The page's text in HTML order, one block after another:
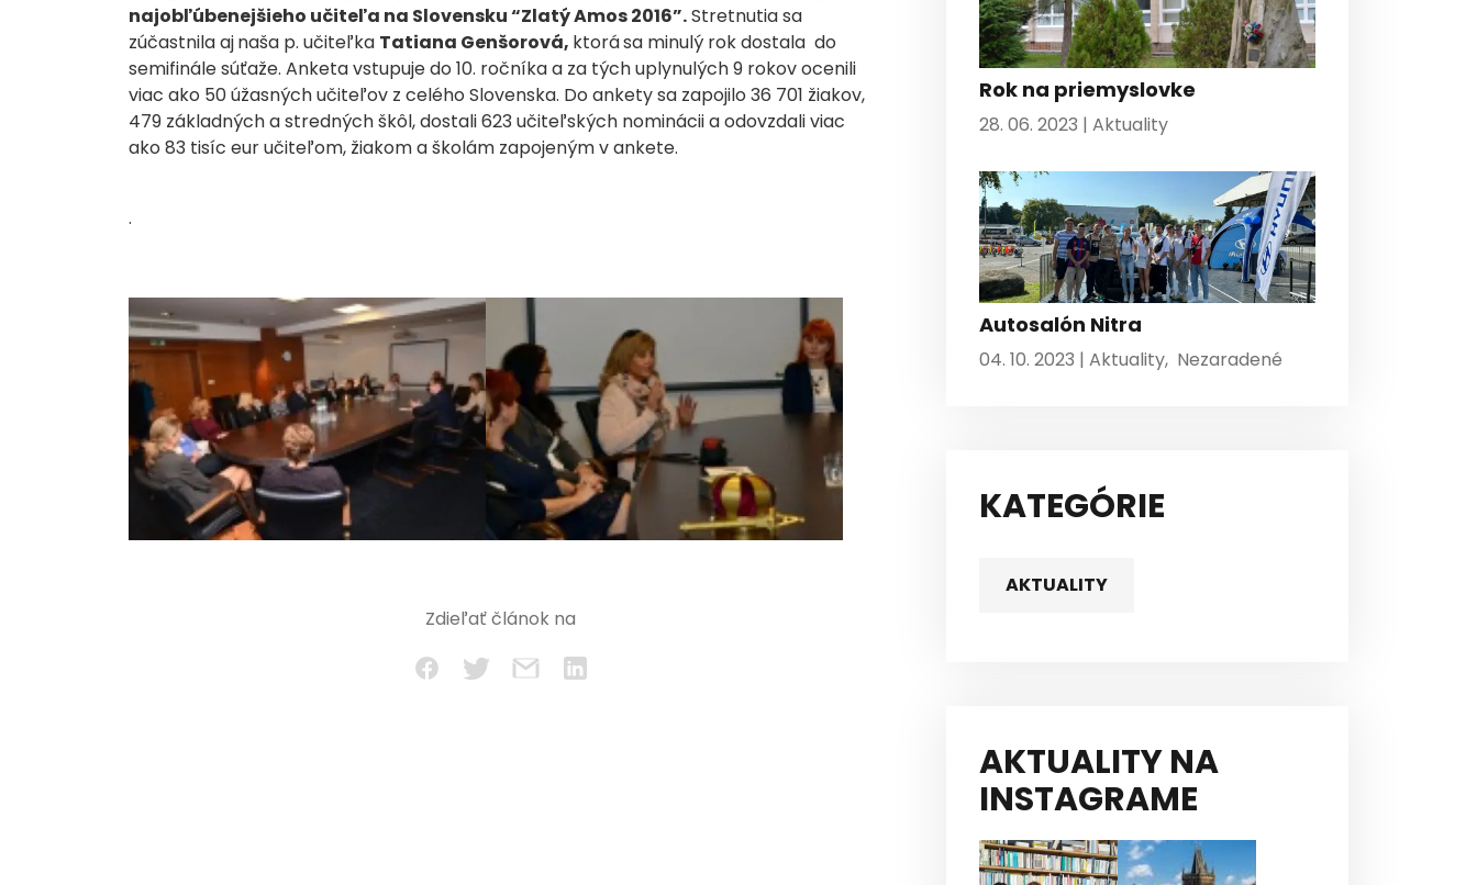
najobľúbenejšieho učiteľa na Slovensku “Zlatý Amos 2016”.Stretnutia sa
zúčastnila ajnaša p. učiteľka Tatiana Genšorová, ktorása minulý rok dostala do
semifinále súťaže. Anketa vstupuje do 10. ročníka a za tých uplynulých 9 rokov ocenili
viac ako 50 úžasných učiteľov z celého Slovenska. Do ankety sa zapojilo 36 701 žiakov,
479 základných a stredných škôl, dostali 623 učiteľských nominácii a odovzdali viac
ako 83 tisíc eur učiteľom, žiakom a školám zapojeným v ankete.
.
Zdieľať článok na
Rok na priemyslovke
28. 06. 2023 | Aktuality
Autosalón Nitra
04. 10. 2023 | Aktuality, Nezaradené
KATEGÓRIE
AKTUALITY
AKTUALITY NA
INSTAGRAME